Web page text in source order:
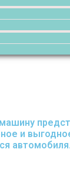
и
автомобиля.